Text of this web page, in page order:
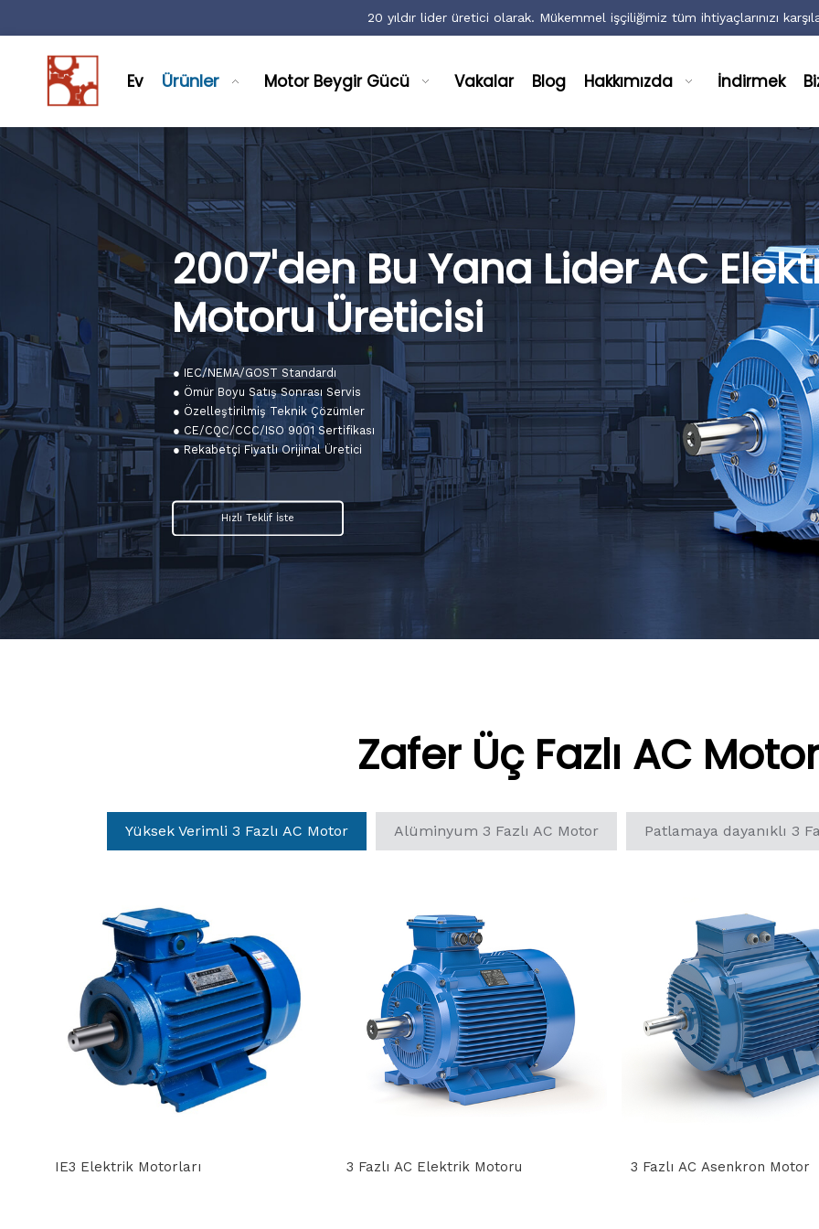
20 yıldır lider üretici olarak. Mükemmel işçiliğimiz tüm ihtiyaçlarınızı
Ev Ürünler Motor Beygir Gücü Vakalar Blog Hakkımızda İndirmek
● IEC/NEMA/GOST Standardı
● Ömür Boyu Satış Sonrası Servis
● Özelleştirilmiş Teknik Çözümler
● CE/CQC/CCC/ISO 9001 Sertifikası
● Rekabetçi Fiyatlı Orijinal Üretici
2007'den Bu Yana Lider AC
Motoru Üreticisi
Hızlı Teklif İste
Zafer Üç Fazlı AC
Yüksek Verimli 3 Fazlı AC Motor Alüminyum 3 Fazlı AC Motor Patlamaya dayanıklı 3
IE3 Elektrik Motorları 3 Fazlı AC Elektrik Motoru 3 Fazlı AC Asenkron Motor